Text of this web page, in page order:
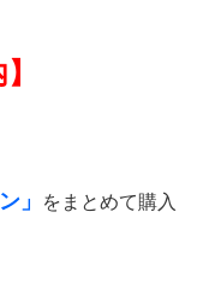
」
をまとめて購入